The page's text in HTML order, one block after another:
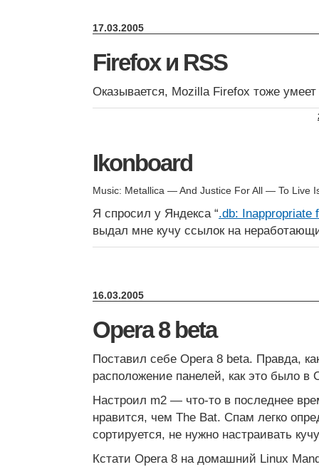
17.03.2005
Firefox и RSS
Оказывается, Mozilla Firefox тоже умеет
Ikonboard
Music: Metallica — And Justice For All — To Live
Я спросил у Яндекса “.db: Inappropriate
выдал мне кучу ссылок на
16.03.2005
Opera 8 beta
Поставил себе Opera 8 beta. Правда,
расположение панелей, как это было в
Настроил m2 — что-то в последнее
нравится, чем The Bat. Спам легко
сортируется, не нужно настраивать
Кстати Opera 8 на домашний Linux